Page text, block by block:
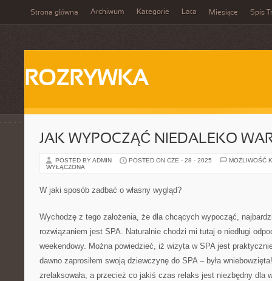
Strona główna Archiwum Kategorie Lata Miesiące Spis
ROZRYWKA
JAK WYPOCZĄĆ NIEDALEKO
POSTED BY ADMIN POSTED ON CZE - 28 - 2025
MOŻLIWOŚĆ
WYŁĄCZONA
W jaki sposób zadbać o własny wygląd?
Wychodzę z tego założenia, że dla chcących wypocząć,
rozwiązaniem jest SPA. Naturalnie chodzi mi tutaj o niedługi
weekendowy. Można powiedzieć, iż wizyta w SPA jest
dawno zaprosiłem swoją dziewczynę do SPA – była
zrelaksowała, a przecież co jakiś czas relaks jest niezbędny dla